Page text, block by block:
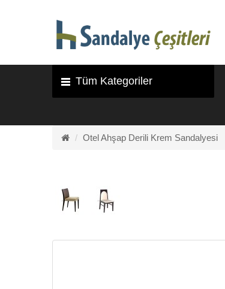
Tüm Kategoriler
Otel Ahşap Derili Krem Sandalyesi